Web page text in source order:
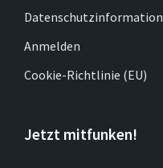
Datenschutzinformation
Anmelden
Cookie-Richtlinie (EU)
Jetzt mitfunken!